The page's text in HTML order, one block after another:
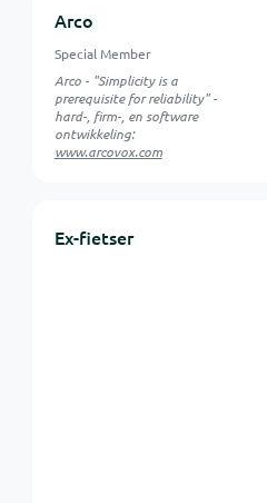
Arco
Special Member
Arco - "Simplicity is a
prerequisite for reliability" -
hard-, firm-, en software
ontwikkeling:
www.arcovox.com
Ex-fietser